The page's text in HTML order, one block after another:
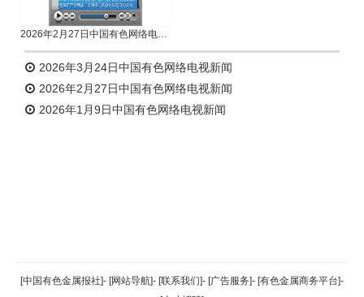
2026年2月27日中国有色网络电视新闻
2026年3月24日中国有色网络电视新闻
2026年2月27日中国有色网络电视新闻
2026年1月9日中国有色网络电视新闻
返回顶部
[中国有色金属报社]- [网站导航]- [联系我们]- [广告服务]- [有色金属商务平台]-